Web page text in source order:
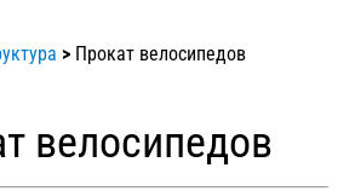
> Прокат велосипедов
велосипедов